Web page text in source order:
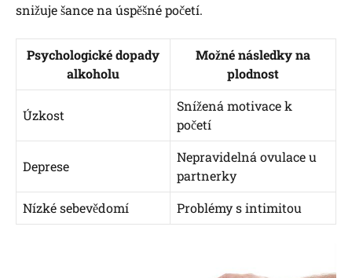
snižuje šance na úspěšné početí.
Psychologické dopady
alkoholu
Možné následky na
plodnost
Úzkost
Snížená motivace k
početí
Deprese
Nepravidelná ovulace u
partnerky
Nízké sebevědomí
Problémy s intimitou